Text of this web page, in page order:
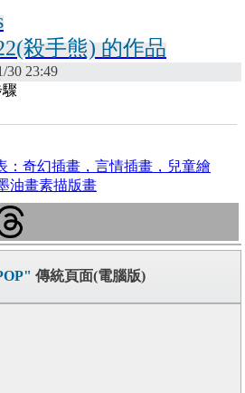
殺手熊) 的作品
30 23:49
：奇幻插畫，言情插畫，兒童繪
油畫素描版畫
傳統頁面(電腦版)